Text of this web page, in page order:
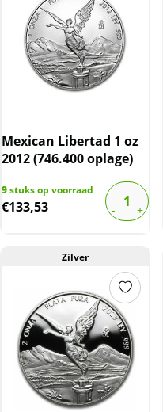
Mexican Libertad 1 oz
2012 (746.400 oplage)
9stuks op voorraad
€133,53
Zilver